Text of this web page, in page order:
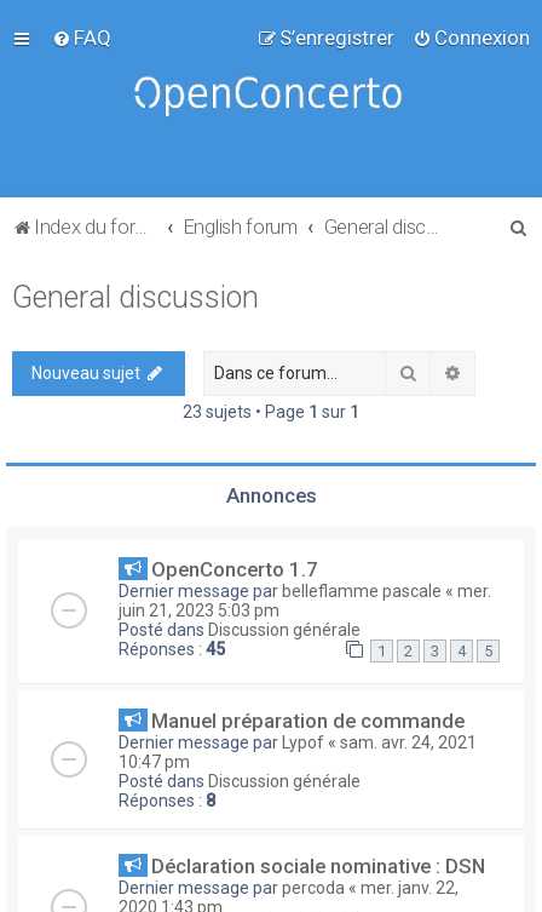
FAQ Connexion
S’enregistrer
Index du forum English forum
h
General discussion
Nouveau sujet Rechercher
23 sujets • Page 1 sur 1
Annonces
OpenConcerto 1.7
Dernier message par belleflamme pascale « mer.
juin 21, 2023 5:03 pm
Posté dans Discussion générale
Réponses : 45 1 2 3 4 5
Manuel préparation de commande
Dernier message par Lypof « sam. avr. 24, 2021
10:47 pm
Posté dans Discussion générale
Réponses : 8
Déclaration sociale nominative : DSN
Dernier message parpercoda « mer. janv. 22,
2020 1:43 pm